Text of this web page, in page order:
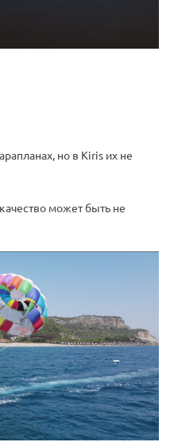
но в Kiris их не
может быть не